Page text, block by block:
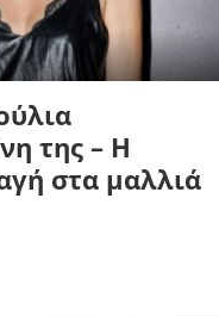
της – Η
στα μαλλιά